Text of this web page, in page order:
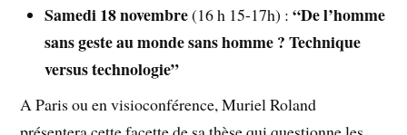
Samedi 18 novembre(16 h 15-17h) :“De l’homme
sans geste au monde sans homme ? Technique
versus technologie”
A Paris ou en visioconférence, Muriel Roland